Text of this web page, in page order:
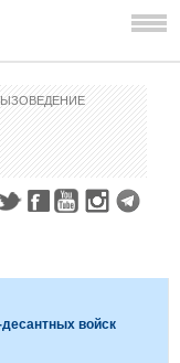
войск